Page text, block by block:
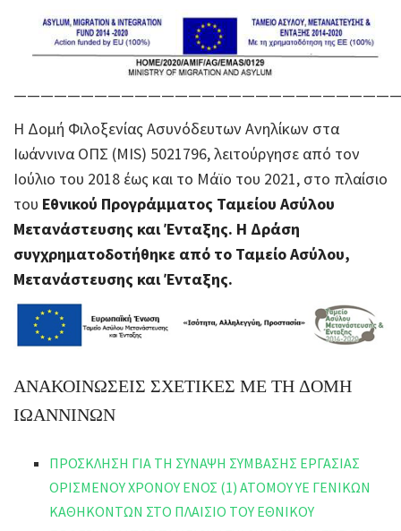
Η Δομή Φιλοξενίας Ασυνόδευτων Ανηλίκων στα
Ιωάννινα ΟΠΣ (MIS) 5021796, λειτούργησε από τον
Ιούλιο του 2018 έως και το Μάϊο του 2021, στο πλαίσιο
του Εθνικού Προγράμματος Ταμείου Ασύλου
Μετανάστευσης και Ένταξης. Η Δράση
συγχρηματοδοτήθηκε από το Ταμείο Ασύλου,
Μετανάστευσης και Ένταξης.
ΑΝΑΚΟΙΝΩΣΕΙΣ ΣΧΕΤΙΚΕΣ ΜΕ ΤΗ ΔΟΜΗ
ΙΩΑΝΝΙΝΩΝ
ΠΡΟΣΚΛΗΣΗ ΓΙΑ ΤΗ ΣΥΝΑΨΗ ΣΥΜΒΑΣΗΣ ΕΡΓΑΣΙΑΣ
ΟΡΙΣΜΕΝΟΥ ΧΡΟΝΟΥ ΕΝΟΣ (1) ΑΤΟΜΟΥ ΥΕ ΓΕΝΙΚΩΝ
ΚΑΘΗΚΟΝΤΩΝ ΣΤΟ ΠΛΑΙΣΙΟ ΤΟΥ ΕΘΝΙΚΟΥ